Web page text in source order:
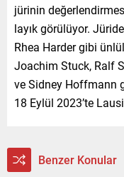
jürinin
layık görülüyor.
Rhea Harder gibi
Joachim Stuck, Ralf
ve Sidney Hoffmann
18 Eylül 2023’te
Benzer Konular